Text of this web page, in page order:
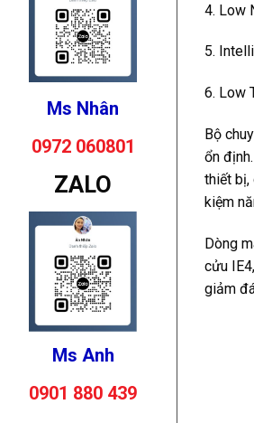
Ms Nhân
0972 060801
ZALO
Ms Anh
0901 880 439
4. Low
5.
6. Low
Bộ
ổn
thiết bị,
kiệm
Dòng
cửu
giảm